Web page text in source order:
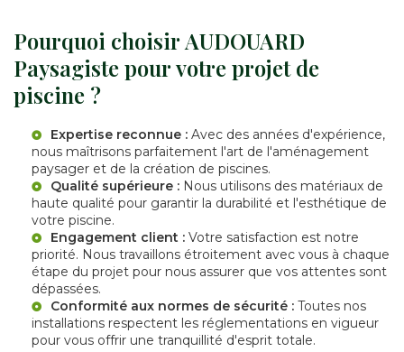
Pourquoi choisir AUDOUARD
Paysagiste pour votre projet de
piscine ?
Expertise reconnue : Avec des années d'expérience,
nous maîtrisons parfaitement l'art de l'aménagement
paysager et de la création de piscines.
Qualité supérieure : Nous utilisons des matériaux de
haute qualité pour garantir la durabilité et l'esthétique de
votre piscine.
Engagement client : Votre satisfaction est notre
priorité. Nous travaillons étroitement avec vous à chaque
étape du projet pour nous assurer que vos attentes sont
dépassées.
Conformité aux normes de sécurité : Toutes nos
installations respectent les réglementations en vigueur
pour vous offrir une tranquillité d'esprit totale.